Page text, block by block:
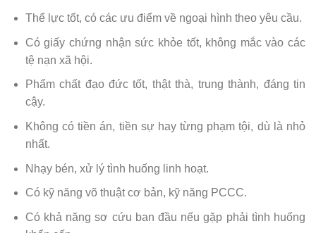
Thể lực tốt, có các ưu điểm về ngoại hình theo yêu cầu.
Có giấy chứng nhận sức khỏe tốt, không mắc vào các
tệ nạn xã hội.
Phẩm chất đạo đức tốt, thật thà, trung thành, đáng tin
cậy.
Không có tiền án, tiền sự hay từng phạm tội, dù là nhỏ
nhất.
Nhạy bén, xử lý tình huống linh hoạt.
Có kỹ năng võ thuật cơ bản, kỹ năng PCCC.
Có khả năng sơ cứu ban đầu nếu gặp phải tình huống